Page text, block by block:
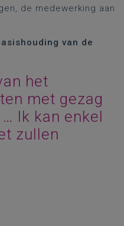
de medewerking aan
van de
het
met gezag
Ik kan enkel
zullen